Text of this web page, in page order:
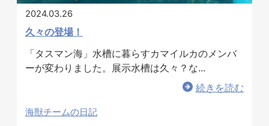
2024.03.26
久々の登場！
「タスマン海」水槽に暮らすカマイルカのメンバ
ーが変わりました。展示水槽は久々？な...
続きを読む
海獣チームの日記